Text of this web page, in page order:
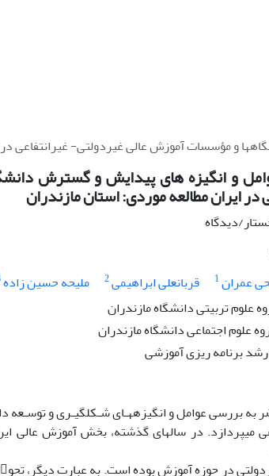
و مؤسسات آموزش عالی غیردولتی- غیرانتفاعی در
و انگیزه های پیدایش و گسترش
در ایران مطالعه موردی: استان مازندران
دیدگاه
عمران1 قربانعلی ابراهیمی2 ملیحه حسین زاده
علوم تربیتی دانشگاه مازندران
علوم اجتماعی دانشگاه مازندران
برنامه ریزی آموزشی
به بررسی عوامل و انگیزههـای شـکلگیـری و توسـعه